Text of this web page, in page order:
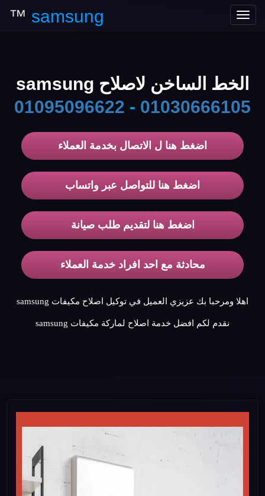
Toggle
samsung
™
الخط الساخن لاصلاح samsung
01095096622 - 01030666105
اضغط هنا ل الاتصال بخدمة العملاء
اضغط هنا للتواصل عبر واتساب
اضغط هنا لتقديم طلب صيانة
محادثة مع احد افراد خدمة العملاء
اهلا ومرحبا بك عزيزي العميل في توكيل اصلاح مكيفات samsung
نقدم لكم افضل خدمة اصلاح لماركة مكيفات samsung